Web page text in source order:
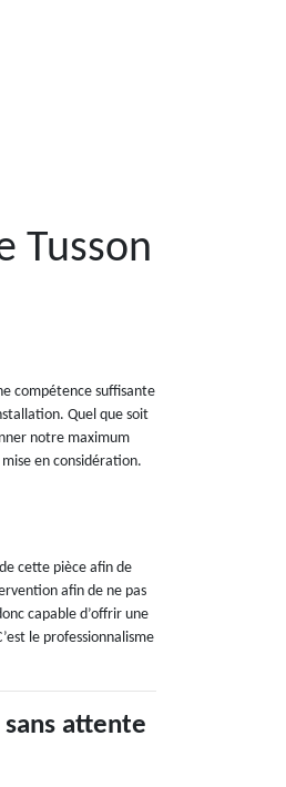
Tusson
compétence suffisante
Quel que soit
notre maximum
en considération.
cette pièce afin de
afin de ne pas
capable d’offrir une
le professionnalisme
attente